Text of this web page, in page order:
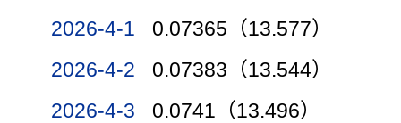
2026-4-1
0.07365（13.577）
2026-4-2
0.07383（13.544）
2026-4-3
0.0741（13.496）